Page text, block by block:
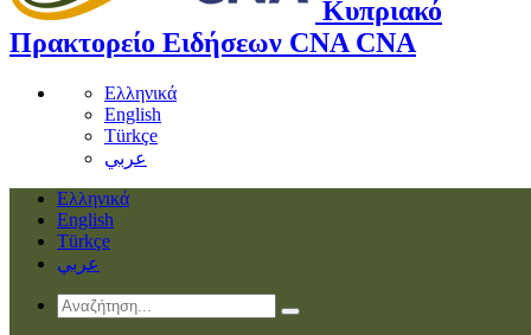
Κυπριακό
Πρακτορείο Ειδήσεων CNA CNA
Ελληνικά
English
Türkçe
عربي
Ελληνικά
English
Türkçe
عربي